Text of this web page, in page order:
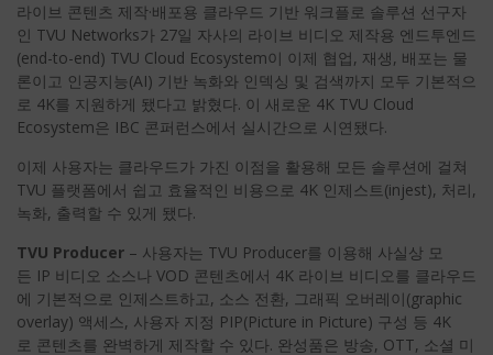
라이브 콘텐츠 제작·배포용 클라우드 기반 워크플로 솔루션 선구자
인 TVU Networks가 27일 자사의 라이브 비디오 제작용 엔드투엔드
(end-to-end) TVU Cloud Ecosystem이 이제 협업, 재생, 배포는 물
론이고 인공지능(AI) 기반 녹화와 인덱싱 및 검색까지 모두 기본적으
로 4K를 지원하게 됐다고 밝혔다. 이 새로운 4K TVU Cloud
Ecosystem은 IBC 콘퍼런스에서 실시간으로 시연됐다.
이제 사용자는 클라우드가 가진 이점을 활용해 모든 솔루션에 걸쳐
TVU 플랫폼에서 쉽고 효율적인 비용으로 4K 인제스트(injest), 처리,
녹화, 출력할 수 있게 됐다.
TVU Producer – 사용자는 TVU Producer를 이용해 사실상 모
든 IP 비디오 소스나 VOD 콘텐츠에서 4K 라이브 비디오를 클라우드
에 기본적으로 인제스트하고, 소스 전환, 그래픽 오버레이(graphic
overlay) 액세스, 사용자 지정 PIP(Picture in Picture) 구성 등 4K
로 콘텐츠를 완벽하게 제작할 수 있다. 완성품은 방송, OTT, 소셜 미